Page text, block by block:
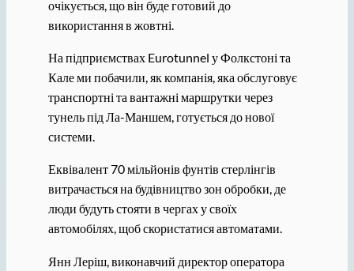
очікується, що він буде готовий до
використання в жовтні.
На підприємствах Eurotunnel у Фолкстоні та
Кале ми побачили, як компанія, яка обслуговує
транспортні та вантажні маршрутки через
тунель під Ла-Маншем, готується до нової
системи.
Еквівалент 70 мільйонів фунтів стерлінгів
витрачається на будівництво зон обробки, де
люди будуть стояти в чергах у своїх
автомобілях, щоб скористатися автоматами.
Янн Леріш, виконавчий директор оператора